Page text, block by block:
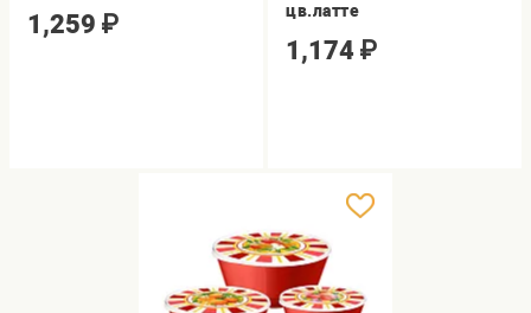
1,259 ₽
цв.латте
1,174 ₽